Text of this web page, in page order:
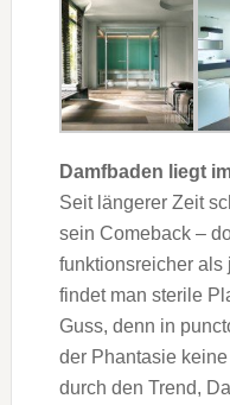
Damfbaden liegt
Seit längerer Zeit
sein Comeback –
funktionsreicher als
findet man sterile
Guss, denn in
der Phantasie
durch den Trend,